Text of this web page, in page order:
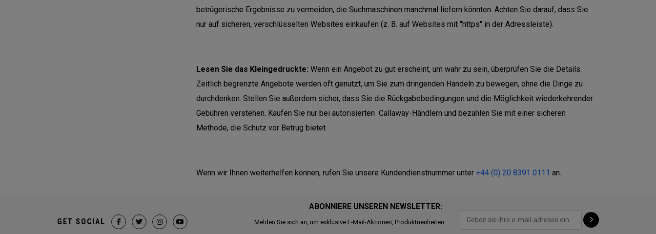
betrügerische Ergebnisse zu vermeiden, die Suchmaschinen manchmal liefern könnten. Achten Sie darauf, dass Sie
nur auf sicheren, verschlüsselten Websites einkaufen (z. B. auf Websites mit "https" in der Adressleiste).
Lesen Sie das Kleingedruckte: Wenn ein Angebot zu gut erscheint, um wahr zu sein, überprüfen Sie die Details.
Zeitlich begrenzte Angebote werden oft genutzt, um Sie zum dringenden Handeln zu bewegen, ohne die Dinge zu
durchdenken. Stellen Sie außerdem sicher, dass Sie die Rückgabebedingungen und die Möglichkeit wiederkehrender
Gebühren verstehen. Kaufen Sie nur bei autorisierten Callaway-Händlern und bezahlen Sie mit einer sicheren
Methode, die Schutz vor Betrug bietet.
Wenn wir Ihnen weiterhelfen können, rufen Sie unsere Kundendienstnummer unter +44 (0) 20 8391 0111 an.
ABONNIERE UNSEREN NEWSLETTER:
Melden Sie sich an, um exklusive E-Mail-Aktionen, Produktneuheiten
GET SOCIAL